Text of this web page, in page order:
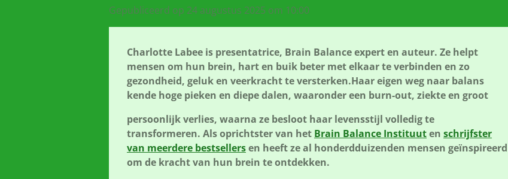
Gepubliceerd op 24 augustus 2025 om 10:00
Charlotte Labee is presentatrice, Brain Balance expert en auteur. Ze helpt
mensen om hun brein, hart en buik beter met elkaar te verbinden en zo
gezondheid, geluk en veerkracht te versterken.Haar eigen weg naar balans
kende hoge pieken en diepe dalen, waaronder een burn-out, ziekte en groot
persoonlijk verlies, waarna ze besloot haar levensstijl volledig te
transformeren. Als oprichtster van het Brain Balance Instituuten schrijfster
van meerdere bestsellersen heeft ze al honderdduizenden mensen geïnspireerd
om de kracht van hun brein te ontdekken.